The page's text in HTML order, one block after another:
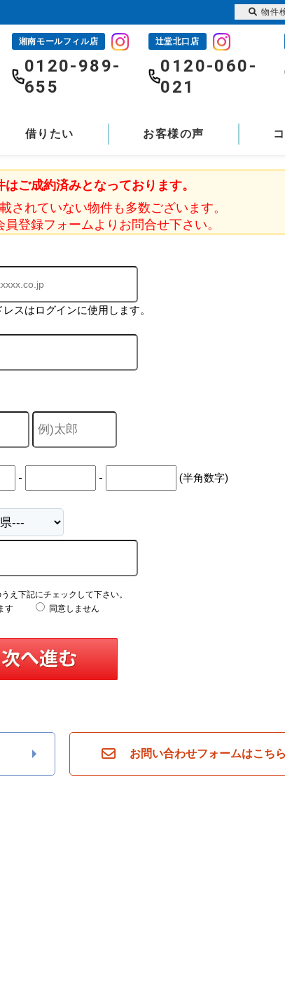
湘南モールフィル店
0120-989-
655
辻堂北口店
0120-060-
021
借りたい お客様の声
はご成約済みとなっております。
されていない物件も多数ございます。
登録フォームよりお問合せ下さい。
スはログインに使用します。
- - (半角数字)
え下記にチェックして下さい。
す
同意しません
お問い合わせフォームはこちら
物件